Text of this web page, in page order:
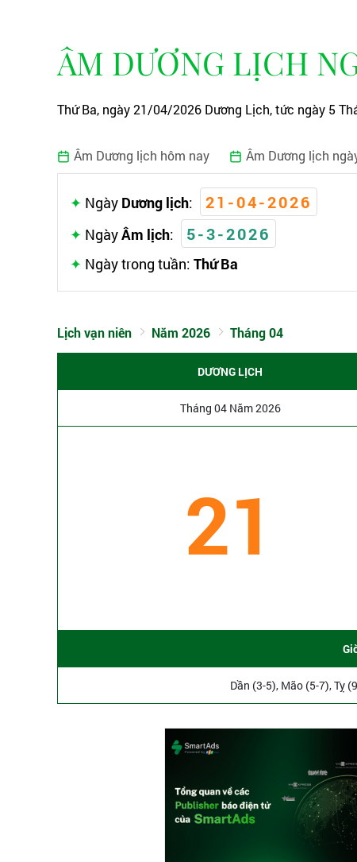
ÂM DƯƠNG LỊCH
Thứ Ba, ngày 21/04/2026 Dương Lịch, tức ngày 5
Âm Dương lịch hôm nay Âm Dương lịch
Ngày Dương lịch: 21-04-2026
NgàyÂm lịch: 5-3-2026
Ngày trong tuần: Thứ Ba
Lịch vạn niên Năm 2026 Tháng 04
DƯƠNG LỊCH
Tháng 04 Năm 2026
21
Dần (3-5), Mão (5-7), Tỵ